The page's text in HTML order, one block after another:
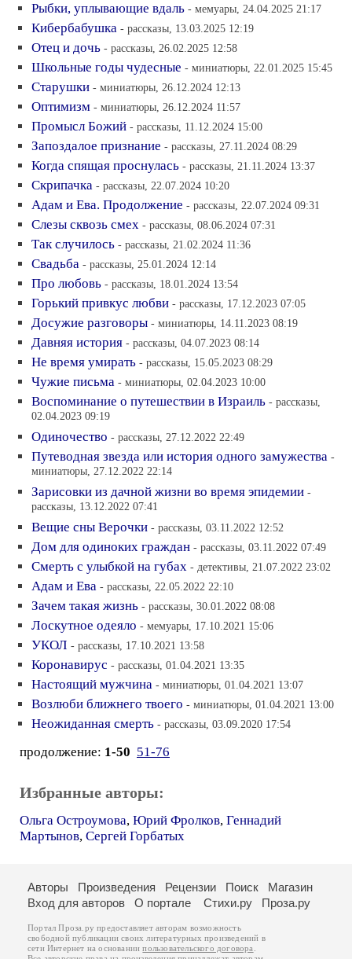
Рыбки, уплывающие вдаль - мемуары, 24.04.2025 21:17
Кибербабушка - рассказы, 13.03.2025 12:19
Отец и дочь - рассказы, 26.02.2025 12:58
Школьные годы чудесные - миниатюры, 22.01.2025 15:45
Старушки - миниатюры, 26.12.2024 12:13
Оптимизм - миниатюры, 26.12.2024 11:57
Промысл Божий - рассказы, 11.12.2024 15:00
Запоздалое признание - рассказы, 27.11.2024 08:29
Когда спящая проснулась - рассказы, 21.11.2024 13:37
Скрипачка - рассказы, 22.07.2024 10:20
Адам и Ева. Продолжение - рассказы, 22.07.2024 09:31
Слезы сквозь смех - рассказы, 08.06.2024 07:31
Так случилось - рассказы, 21.02.2024 11:36
Свадьба - рассказы, 25.01.2024 12:14
Про любовь - рассказы, 18.01.2024 13:54
Горький привкус любви - рассказы, 17.12.2023 07:05
Досужие разговоры - миниатюры, 14.11.2023 08:19
Давняя история - рассказы, 04.07.2023 08:14
Не время умирать - рассказы, 15.05.2023 08:29
Чужие письма - миниатюры, 02.04.2023 10:00
Воспоминание о путешествии в Израиль - рассказы,
02.04.2023 09:19
Одиночество - рассказы, 27.12.2022 22:49
Путеводная звезда или история одного замужества -
миниатюры, 27.12.2022 22:14
Зарисовки из дачной жизни во время эпидемии -
рассказы, 13.12.2022 07:41
Вещие сны Верочки - рассказы, 03.11.2022 12:52
Дом для одиноких граждан - рассказы, 03.11.2022 07:49
Смерть с улыбкой на губах - детективы, 21.07.2022 23:02
Адам и Ева - рассказы, 22.05.2022 22:10
Зачем такая жизнь - рассказы, 30.01.2022 08:08
Лоскутное одеяло - мемуары, 17.10.2021 15:06
УКОЛ - рассказы, 17.10.2021 13:58
Коронавирус - рассказы, 01.04.2021 13:35
Настоящий мужчина - миниатюры, 01.04.2021 13:07
Возлюби ближнего твоего - миниатюры, 01.04.2021 13:00
Неожиданная смерть - рассказы, 03.09.2020 17:54
продолжение: 1-50 51-76
Избранные авторы:
Ольга Остроумова, Юрий Фролков, Геннадий
Мартынов, Сергей Горбатых
Авторы Произведения Рецензии Поиск
Магазин
Вход для авторов
О портале Стихи.ру Проза.ру
Портал Проза.ру предоставляет авторам возможность
свободной публикации своих литературных произведений в
сети Интернет на основаниипользовательского договора